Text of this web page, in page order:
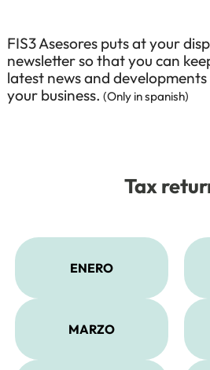
FIS3 Asesores puts at your
newsletter so that you can
latest news and
your business. (Only in spanish)
Tax
ENERO
MARZO